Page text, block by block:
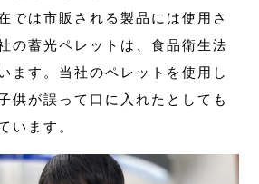
では市販される製品には使用さ
の蓄光ペレットは、食品衛生法
ます。当社のペレットを使用し
供が誤って口に入れたとしても
います。